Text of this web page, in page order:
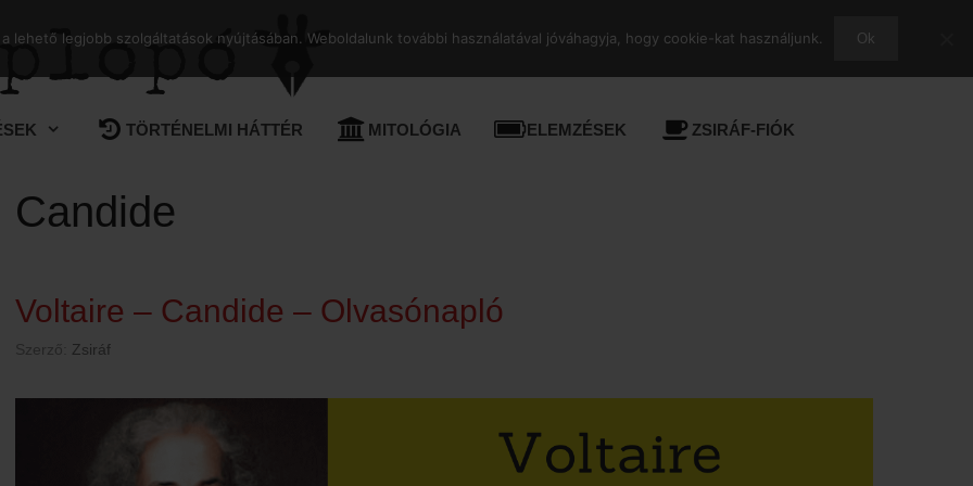
TÖRTÉNELMI HÁTTÉR MITOLÓGIA ELEMZÉSEK ZSIRÁF-FIÓK
Candide
Voltaire – Candide – Olvasónapló
Szerző: Zsiráf
legjobb szolgáltatások nyújtásában. Weboldalunk további használatával jóváhagyja, hogy cookie-kat használjunk. Ok